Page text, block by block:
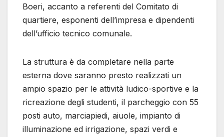
Boeri, accanto a referenti del Comitato di
quartiere, esponenti dell’impresa e dipendenti
dell’ufficio tecnico comunale.
La struttura è da completare nella parte
esterna dove saranno presto realizzati un
ampio spazio per le attività ludico-sportive e la
ricreazione degli studenti, il parcheggio con 55
posti auto, marciapiedi, aiuole, impianto di
illuminazione ed irrigazione, spazi verdi e